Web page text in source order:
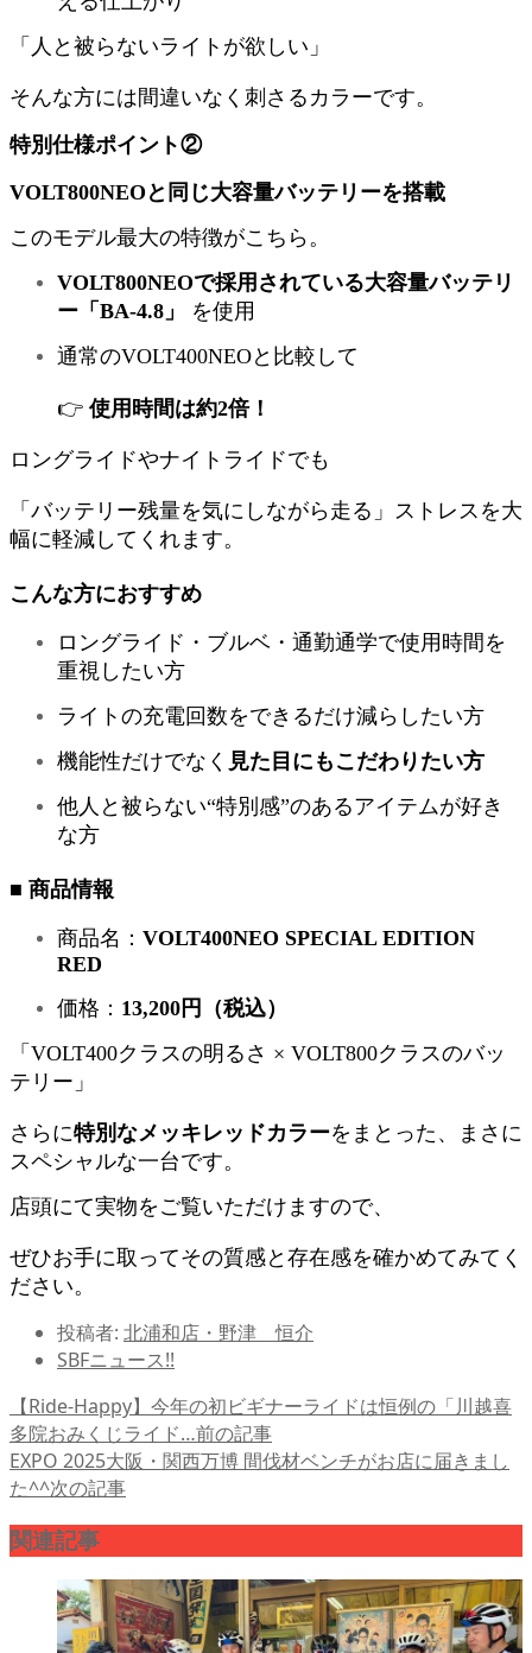
「人と被らないライトが欲しい」
そんな方には間違いなく刺さるカラーです。
特別仕様ポイント②
VOLT800NEOと同じ大容量バッテリーを搭載
このモデル最大の特徴がこちら。
VOLT800NEOで採用されている大容量バッテリ
ー「BA-4.8」
を使用
通常のVOLT400NEOと比較して
👉 使用時間は約2倍！
ロングライドやナイトライドでも
「バッテリー残量を気にしながら走る」ストレスを大
幅に軽減してくれます。
こんな方におすすめ
ロングライド・ブルベ・通勤通学で使用時間を
重視したい方
ライトの充電回数をできるだけ減らしたい方
機能性だけでなく 見た目にもこだわりたい方
他人と被らない“特別感”のあるアイテムが好き
な方
■ 商品情報
商品名： VOLT400NEO SPECIAL EDITION
RED
価格： 13,200円（税込）
「VOLT400クラスの明るさ × VOLT800クラスのバッ
テリー」
さらに特別なメッキレッドカラーをまとった、まさに
スペシャルな一台です。
店頭にて実物をご覧いただけますので、
ぜひお手に取ってその質感と存在感を確かめてみてく
ださい。
投稿者: 北浦和店・野津 恒介
SBFニュース!!
【Ride-Happy】今年の初ビギナーライドは恒例の「川越喜
多院おみくじライド…前の記事
EXPO 2025大阪・関西万博 間伐材ベンチがお店に届きまし
た^^次の記事
関連記事